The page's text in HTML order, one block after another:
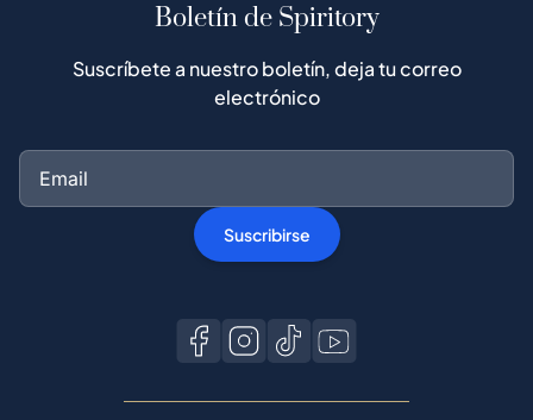
Boletín de Spiritory
Suscríbete a nuestro boletín, deja tu correo
electrónico
Suscribirse